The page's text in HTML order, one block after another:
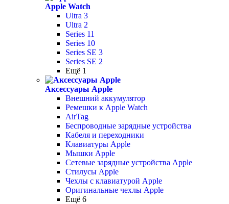
Apple Watch
Ultra 3
Ultra 2
Series 11
Series 10
Series SE 3
Series SE 2
Ещё 1
Аксессуары Apple
Внешний аккумулятор
Ремешки к Apple Watch
AirTag
Беспроводные зарядные устройства
Кабеля и переходники
Клавиатуры Apple
Мышки Apple
Сетевые зарядные устройства Apple
Стилусы Apple
Чехлы с клавиатурой Apple
Оригинальные чехлы Apple
Ещё 6